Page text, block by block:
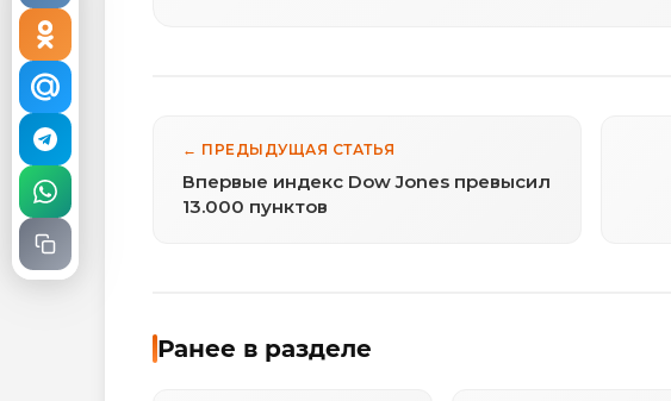
← ПРЕДЫДУЩАЯ СТАТЬЯ
Впервые индекс Dow Jones превысил
13.000 пунктов
Ранее в разделе